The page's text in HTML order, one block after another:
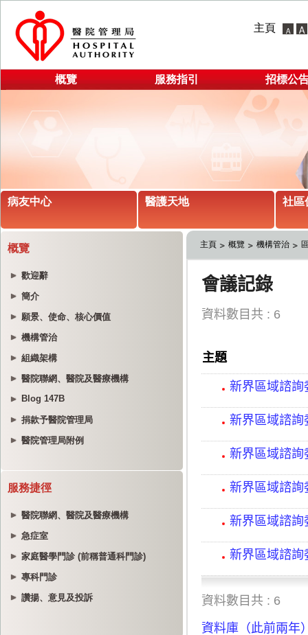
主頁
概覽 服務指引 招標公
病友中心 醫護天地 社區
概覽
歡迎辭
簡介
願景、使命、核心價值
機構管治
組織架構
醫院聯網、醫院及醫療機構
Blog 147B
捐款予醫院管理局
醫院管理局附例
服務捷徑
醫院聯網、醫院及醫療機構
急症室
家庭醫學門診 (前稱普通科門診)
專科門診
讚揚、意見及投訴
主頁 概覽 機構管治